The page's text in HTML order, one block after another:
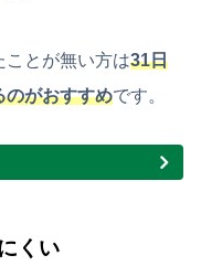
ことが無い方は31日
のがおすすめです。
くい